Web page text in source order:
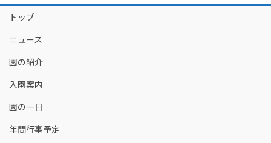
トップ
ニュース
園の紹介
入園案内
園の一日
年間行事予定